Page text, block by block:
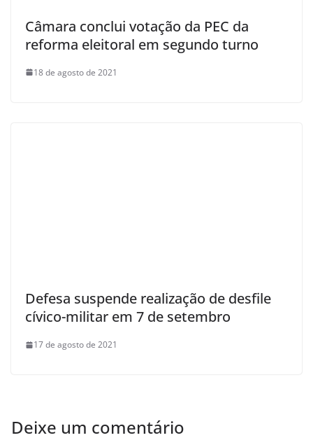
Câmara conclui votação da PEC da
reforma eleitoral em segundo turno
18 de agosto de 2021
Defesa suspende realização de desfile
cívico-militar em 7 de setembro
17 de agosto de 2021
Deixe um comentário